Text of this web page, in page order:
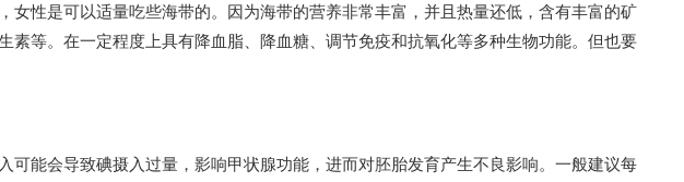
女性是可以适量吃些海带的。因为海带的营养非常丰富，并且热量还低，含有丰富的矿
素等。在一定程度上具有降血脂、降血糖、调节免疫和抗氧化等多种生物功能。但也要
可能会导致碘摄入过量，影响甲状腺功能，进而对胚胎发育产生不良影响。一般建议每